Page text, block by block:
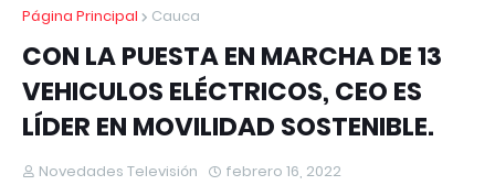
Página Principal Cauca
CON LA PUESTA EN MARCHA DE 13
VEHICULOS ELÉCTRICOS, CEO ES
LÍDER EN MOVILIDAD SOSTENIBLE.
Novedades Televisión febrero 16, 2022